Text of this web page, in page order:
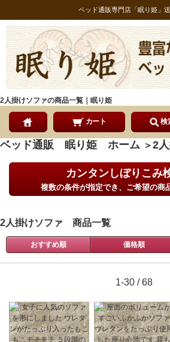
ベッド通販専門店「眠り姫」
2人掛けソファの商品一覧｜眠り姫
カート 検
ベッド通販 眠り姫 ホーム ＞2
カンタンしぼりこみ
複数の条件が指定でき、ご希望の商
2人掛けソファ 商品一覧
おすすめ順 価格順
1-30 / 68